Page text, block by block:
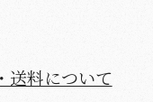
送料について